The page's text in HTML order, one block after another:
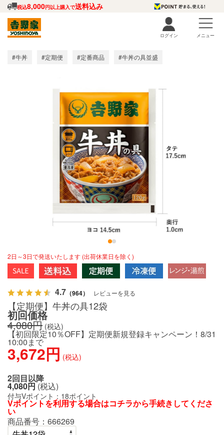
税込8,000円以上購入で送料込み
ログイン メニュー
#牛丼 #定期便 #定番商品 #牛丼の具並盛
2日～3日で発送いたします (出荷休業日を除く)
4.7 （964） レビューを見る
【定期便】牛丼の具12袋
初回価格
4,080円 (税込)
【初回限定10％OFF】定期便新規登録キャンペーン！8/31
10:00まで
3,672円 (税込)
2回目以降
4,080円 (税込)
付与Vポイント： 18ポイント
Vポイントを利用する場合はコチラから手続きしてくださ
い
商品番号： 666269